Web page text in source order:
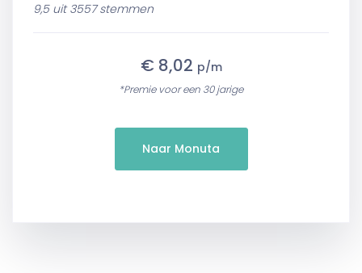
9,5 uit 3557 stemmen
€ 8,02 p/m
*Premie voor een 30 jarige
Naar Monuta